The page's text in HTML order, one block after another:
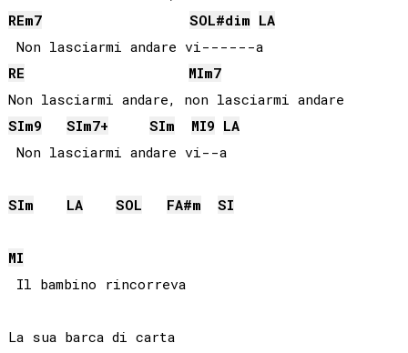
REm7 SOL#dim LA
Non lasciarmi andare vi------a
RE
MIm7
SIm9 SIm7+ SIm MI9 LA
Non lasciarmi andare vi--a
SIm LA SOL FA#m SI
MI
Il bambino rincorreva
La sua barca di carta